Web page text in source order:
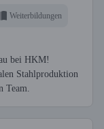
Weiterbildungen
bei HKM!
Stahlproduktion
Team.